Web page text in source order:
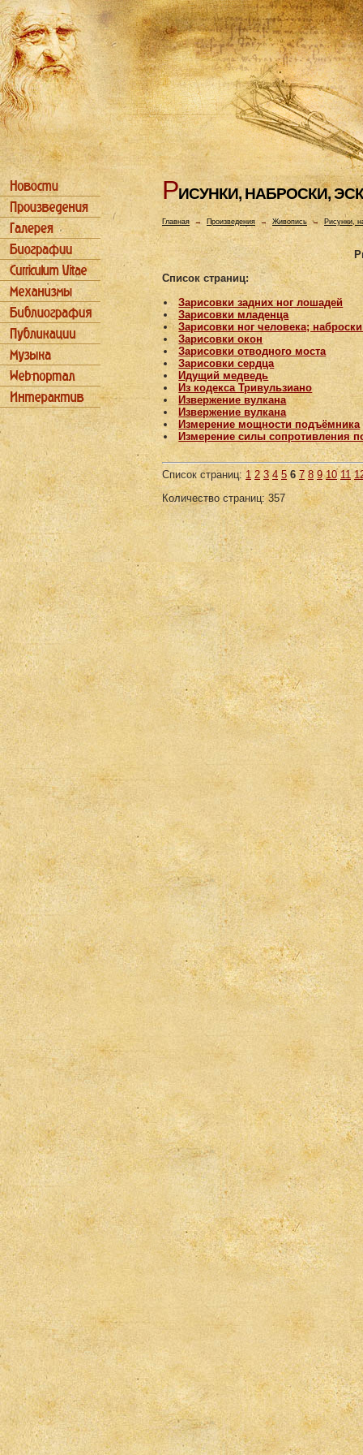
РИСУHКИ, HАБРОСКИ,
Главная→ Произведения → Живопись → Рисунки,
Список страниц:
Зарисовки задних ног лошадей
Зарисовки младенца
Зарисовки ног человека;
Зарисовки окон
Зарисовки отводного моста
Зарисовки сердца
Идущий медведь
Из кодекса Тривульзиано
Извержение вулкана
Извержение вулкана
Измерение мощности подъёмника
Измерение силы сопротивления
Список страниц: 1 2 3 4 5 6 7 8 9 10 11
Количество страниц: 357